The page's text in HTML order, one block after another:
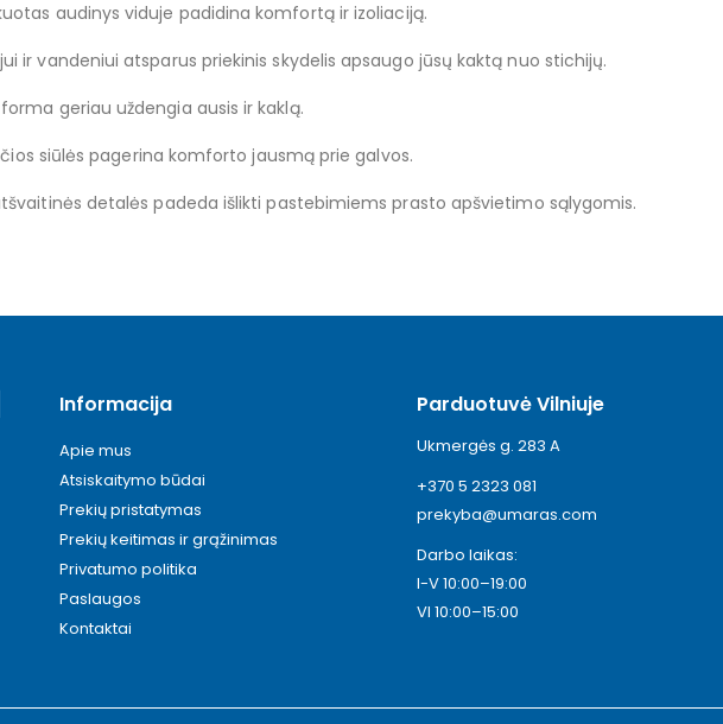
audinys viduje padidina komfortą ir izoliaciją.
ir vandeniui atsparus priekinis skydelis apsaugo jūsų kaktą nuo stichijų.
geriau uždengia ausis ir kaklą.
siūlės pagerina komforto jausmą prie galvos.
detalės padeda išlikti pastebimiems prasto apšvietimo sąlygomis.
Informacija
Apie mus
Atsiskaitymo būdai
Prekių pristatymas
Prekių keitimas ir grąžinimas
Privatumo politika
Paslaugos
Kontaktai
Parduotuvė Vilniuje
Ukmergės g. 283 A
+370 5 2323 081
prekyba@umaras.com
Darbo laikas:
I-V 10:00–19:00
VI 10:00–15:00